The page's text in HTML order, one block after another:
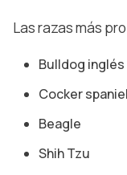
Las razas más
Bulldog
Cocker spaniel
Beagle
Shih Tzu